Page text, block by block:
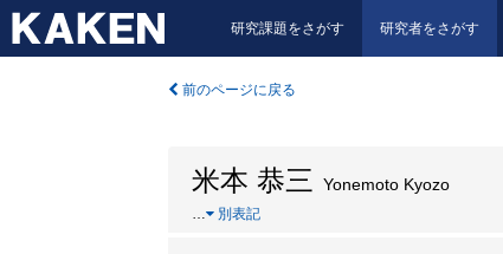
研究課題をさがす 研究者をさがす
前のページに戻る
米本 恭三 Yonemoto Kyozo
… 別表記